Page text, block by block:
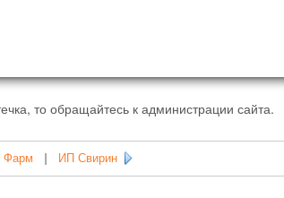
то обращайтесь к администрации сайта.
Фарм ИП Свирин